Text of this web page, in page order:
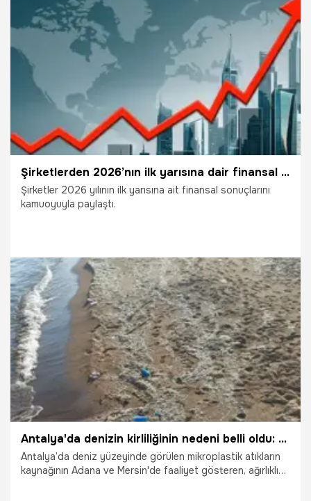
Gündem
Şirketlerden 2026’nın ilk yarısına dair finansal sonuç açıklamaları
Şirketler 2026 yılının ilk yarısına ait finansal sonuçlarını
kamuoyuyla paylaştı.
6.08.2026 Ekonomi
Antalya'da denizin kirliliğinin nedeni belli oldu: Deniz yüzeyinde görülüyor
Antalya’da deniz yüzeyinde görülen mikroplastik atıkların
kaynağının Adana ve Mersin'de faaliyet gösteren, ağırlıklı